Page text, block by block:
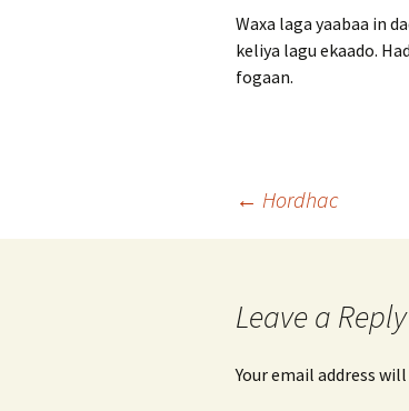
Waxa laga yaabaa in
keliya lagu ekaado.
fogaan.
← Hordhac
Leave a Reply
Your email address